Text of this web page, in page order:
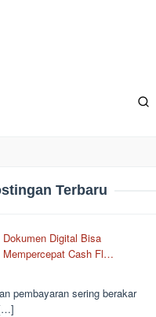
Terbaru
Dokumen Digital Bisa
Mempercepat Cash Fl…
pembayaran sering berakar